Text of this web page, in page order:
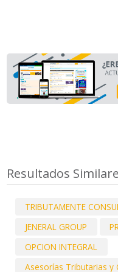
Resultados
TRIBUTAMENTE
JENERAL GROUP
OPCION INTEGRAL
Asesorías Tributarias y